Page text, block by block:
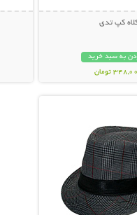
کپ تدی
به سبد خرید
تومان